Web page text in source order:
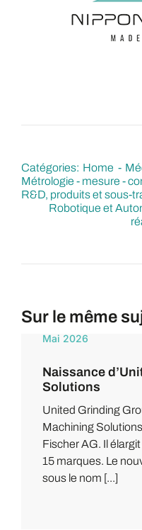
Catégories: Home
Métrologie - mesure -
R&D, produits et sous-
Robotique et
Sur le même
Mai 2026
Naissance
Solutions
United Grinding
Machining
Fischer AG. Il
15 marques. Le
sous le nom [...]